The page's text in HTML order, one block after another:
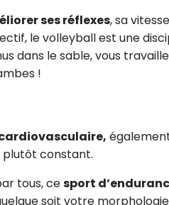
ses réflexes, sa
le volleyball est une
dans le sable, vous
!
plutôt constant.
tous, cesport
soit votre